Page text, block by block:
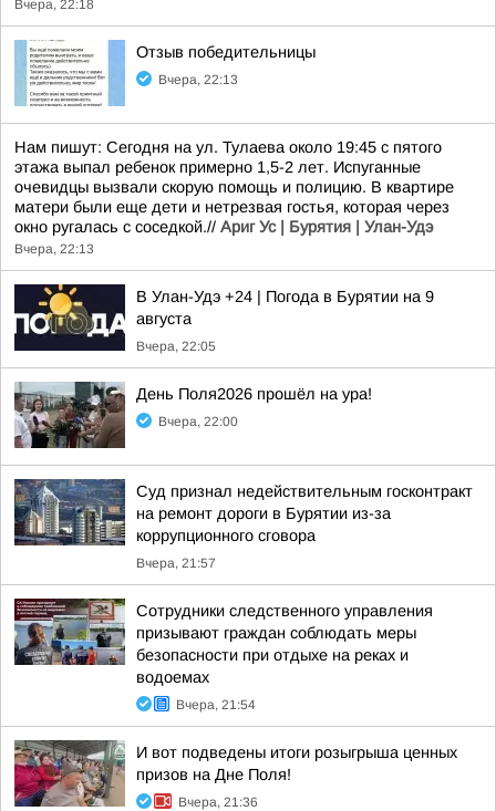
Вчера, 22:18
Отзыв победительницы
Вчера, 22:13
Нам пишут: Сегодня на ул. Тулаева около 19:45 с пятого
этажа выпал ребенок примерно 1,5-2 лет. Испуганные
очевидцы вызвали скорую помощь и полицию. В квартире
матери были еще дети и нетрезвая гостья, которая через
окно ругалась с соседкой.// Ариг Ус | Бурятия | Улан-Удэ
Вчера, 22:13
В Улан-Удэ +24 | Погода в Бурятии на 9
августа
Вчера, 22:05
День Поля2026 прошёл на ура!
Вчера, 22:00
Суд признал недействительным госконтракт
на ремонт дороги в Бурятии из-за
коррупционного сговора
Вчера, 21:57
Сотрудники следственного управления
призывают граждан соблюдать меры
безопасности при отдыхе на реках и
водоемах
Вчера, 21:54
И вот подведены итоги розыгрыша ценных
призов на Дне Поля!
Вчера, 21:36